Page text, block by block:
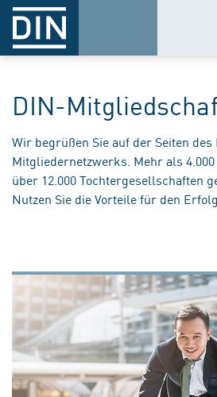
DIN-
Wir begrüßen Sie auf der Seiten des
Mitgliedernetzwerks. Mehr als
über 12.000 Tochtergesellschaften
Nutzen Sie die Vorteile für den